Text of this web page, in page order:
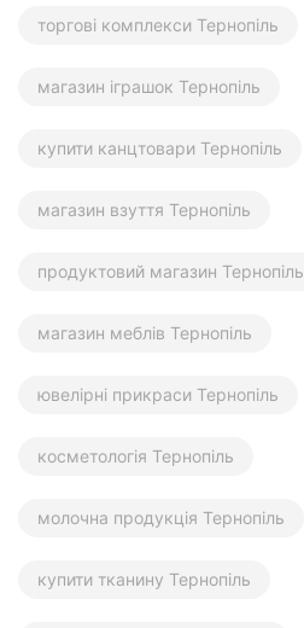
торгові комплекси Тернопіль
магазин іграшок Тернопіль
купити канцтовари Тернопіль
магазин взуття Тернопіль
продуктовий магазин Тернопіль
магазин меблів Тернопіль
ювелірні прикраси Тернопіль
косметологія Тернопіль
молочна продукція Тернопіль
купити тканину Тернопіль